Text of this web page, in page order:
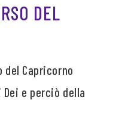
DEL
Capricorno
e perciò della